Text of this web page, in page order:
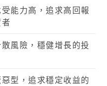
能力高，追求高回報
風險，穩健增長的投
型，追求穩定收益的